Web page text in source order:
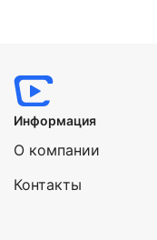
Информация
О компании
Контакты